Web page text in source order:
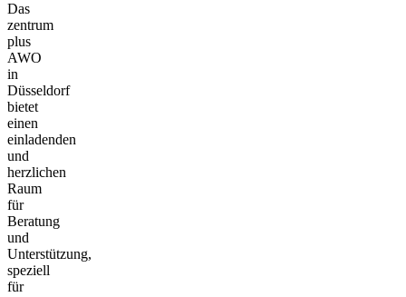
Das
zentrum
plus
AWO
in
Düsseldorf
bietet
einen
einladenden
und
herzlichen
Raum
für
Beratung
und
Unterstützung,
speziell
für